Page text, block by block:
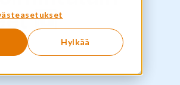
Hylkää
🆕